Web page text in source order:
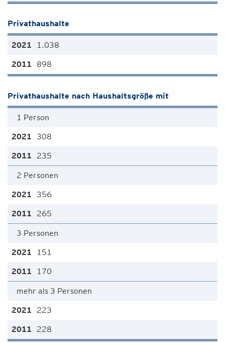
Privathaushalte
1.038
898
Privathaushalte nach Haushaltsgröße mit
1 Person
308
235
2 Personen
356
265
3 Personen
151
170
mehr als 3 Personen
223
228